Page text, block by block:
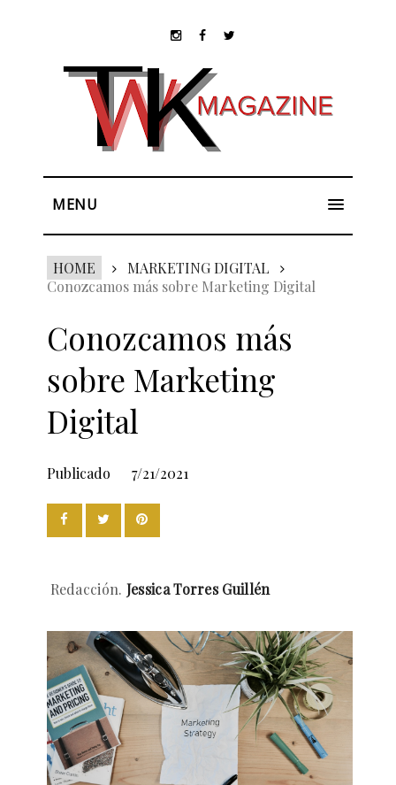
MENU
HOME
MARKETING DIGITAL
Conozcamos más sobre Marketing Digital
Conozcamos más
sobre Marketing
Digital
Publicado 7/21/2021
Redacción. Jessica Torres Guillén